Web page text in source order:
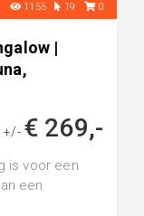
1155 19 0
|
+/- € 269,-
is voor een
een